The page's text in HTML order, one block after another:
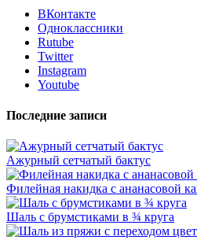
ВКонтакте
Одноклассники
Rutube
Twitter
Instagram
Youtube
Последние записи
Ажурный сетчатый бактус
Филейная накидка с ананасовой
Шаль с брумстиками в ¾ круга